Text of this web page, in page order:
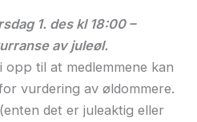
1. des kl 18:00 –
av juleøl.
opp til at medlemmene kan
vurdering av øldommere.
det er juleaktig eller